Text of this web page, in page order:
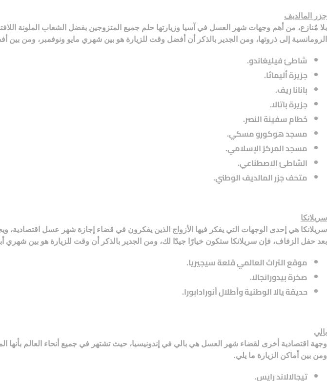
جزر المالديف
بلا مُنازع، من أهم وجهات شهر العسل في آسيا وزيارتها حلم جميع المتزوجين بفضل الشعاب الملونة
الرومانسية إلى ذروتها، ومن الجدير بالذكر أن أفضل وقت للزيارة هو بين شهري مايو ونوفمبر، ومن بين
شاطئ فيليغاندو.
جزيرة أليماثا.
بانانا ريف.
جزيرة باتالا.
حُطام سفينة النصر.
مسجد هوكورو مسكي.
مسجد المركز الإسلامي.
الشاطئ الاصطناعي.
متحف جزر المالديف الوطني.
سريلانكا
سريلانكا هي إحدى الوجهات التي يفكر فيها الأزواج الذين يفكرون في قضاء إجازة شهر عسل
بعد حفل الزفاف، فإن سريلانكا ستكون خيارًا جيدًا لك، ومن الجدير بالذكر أن وقت للزيارة هو بين شهري
موقع التراث العالمي قلعة سيجيريا.
صخرة بيدورانجالا.
حديقة يالا الوطنية وأطلال أنورادابورا.
بالي
وجهة اقتصادية أخرى لقضاء شهر العسل هي بالي في إندونيسيا، حيث تشتهر في جميع أنحاء العالم
ومن بين أماكن الزيارة ما يلي.
تيجالالاند رايس.